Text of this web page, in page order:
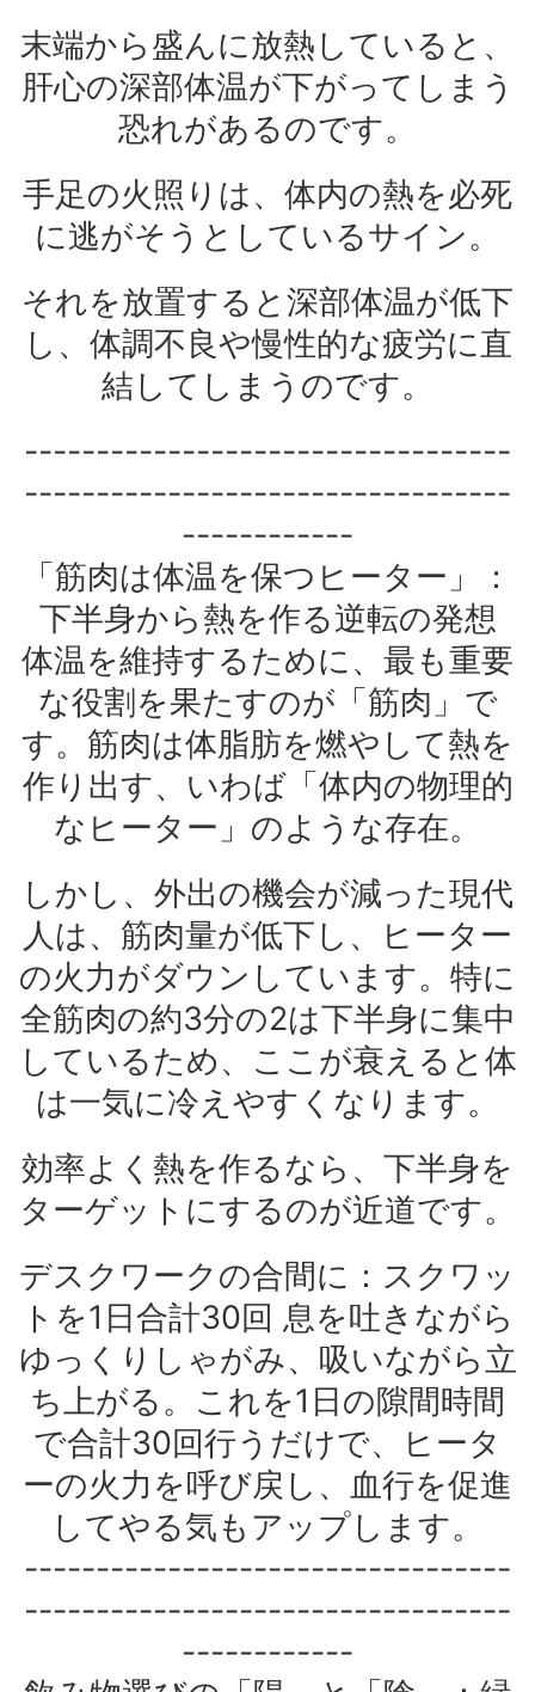
末端から盛んに放熱していると、
肝心の深部体温が下がってしまう
恐れがあるのです。
手足の火照りは、体内の熱を必死
に逃がそうとしているサイン。
それを放置すると深部体温が低下
し、体調不良や慢性的な疲労に直
結してしまうのです。
----------------------------------
----------------------------------
------------
「筋肉は体温を保つヒーター」：
下半身から熱を作る逆転の発想
体温を維持するために、最も重要
な役割を果たすのが「筋肉」で
す。筋肉は体脂肪を燃やして熱を
作り出す、いわば「体内の物理的
なヒーター」のような存在。
しかし、外出の機会が減った現代
人は、筋肉量が低下し、ヒーター
の火力がダウンしています。特に
全筋肉の約3分の2は下半身に集中
しているため、ここが衰えると体
は一気に冷えやすくなります。
効率よく熱を作るなら、下半身を
ターゲットにするのが近道です。
デスクワークの合間に：スクワッ
トを1日合計30回 息を吐きながら
ゆっくりしゃがみ、吸いながら立
ち上がる。これを1日の隙間時間
で合計30回行うだけで、ヒータ
ーの火力を呼び戻し、血行を促進
してやる気もアップします。
----------------------------------
----------------------------------
------------